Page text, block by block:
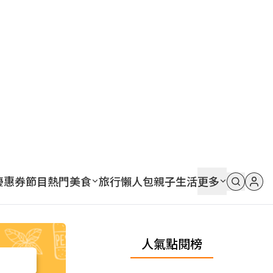
惠券節目熱門美食 旅行懶人包親子生活更多
人氣點閱榜